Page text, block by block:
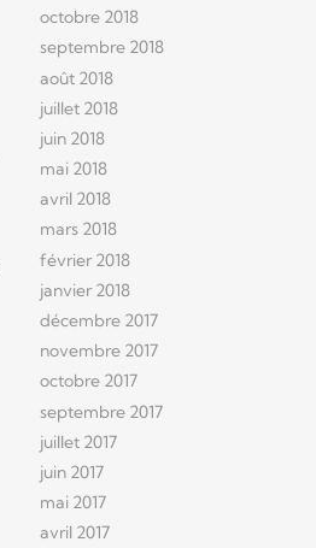
octobre 2018
septembre 2018
août 2018
juillet 2018
juin 2018
mai 2018
avril 2018
mars 2018
février 2018
janvier 2018
décembre 2017
novembre 2017
octobre 2017
septembre 2017
juillet 2017
juin 2017
mai 2017
avril 2017